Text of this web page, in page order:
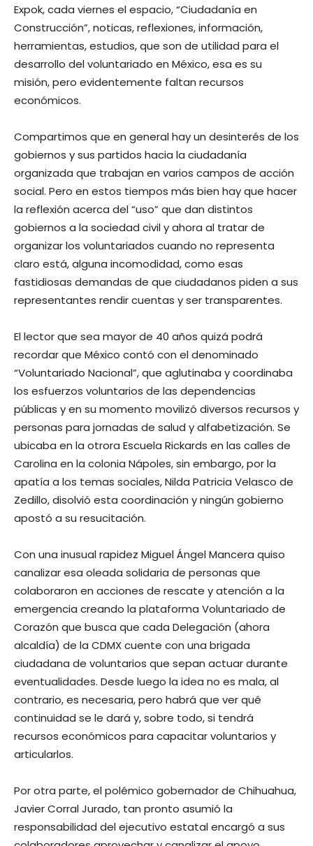
Expok, cada viernes el espacio, “Ciudadanía en
Construcción”, noticas, reflexiones, información,
herramientas, estudios, que son de utilidad para el
desarrollo del voluntariado en México, esa es su
misión, pero evidentemente faltan recursos
económicos.
Compartimos que en general hay un desinterés de los
gobiernos y sus partidos hacia la ciudadanía
organizada que trabajan en varios campos de acción
social. Pero en estos tiempos más bien hay que hacer
la reflexión acerca del “uso” que dan distintos
gobiernos a la sociedad civil y ahora al tratar de
organizar los voluntariados cuando no representa
claro está, alguna incomodidad, como esas
fastidiosas demandas de que ciudadanos piden a sus
representantes rendir cuentas y ser transparentes.
El lector que sea mayor de 40 años quizá podrá
recordar que México contó con el denominado
“Voluntariado Nacional”, que aglutinaba y coordinaba
los esfuerzos voluntarios de las dependencias
públicas y en su momento movilizó diversos recursos y
personas para jornadas de salud y alfabetización. Se
ubicaba en la otrora Escuela Rickards en las calles de
Carolina en la colonia Nápoles, sin embargo, por la
apatía a los temas sociales, Nilda Patricia Velasco de
Zedillo, disolvió esta coordinación y ningún gobierno
apostó a su resucitación.
Con una inusual rapidez Miguel Ángel Mancera quiso
canalizar esa oleada solidaria de personas que
colaboraron en acciones de rescate y atención a la
emergencia creando la plataforma Voluntariado de
Corazón que busca que cada Delegación (ahora
alcaldía) de la CDMX cuente con una brigada
ciudadana de voluntarios que sepan actuar durante
eventualidades. Desde luego la idea no es mala, al
contrario, es necesaria, pero habrá que ver qué
continuidad se le dará y, sobre todo, si tendrá
recursos económicos para capacitar voluntarios y
articularlos.
Por otra parte, el polémico gobernador de Chihuahua,
Javier Corral Jurado, tan pronto asumió la
responsabilidad del ejecutivo estatal encargó a sus